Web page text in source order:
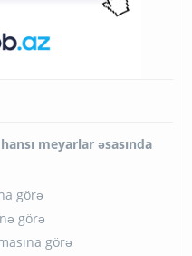
meyarlar əsasında
görə
görə
görə